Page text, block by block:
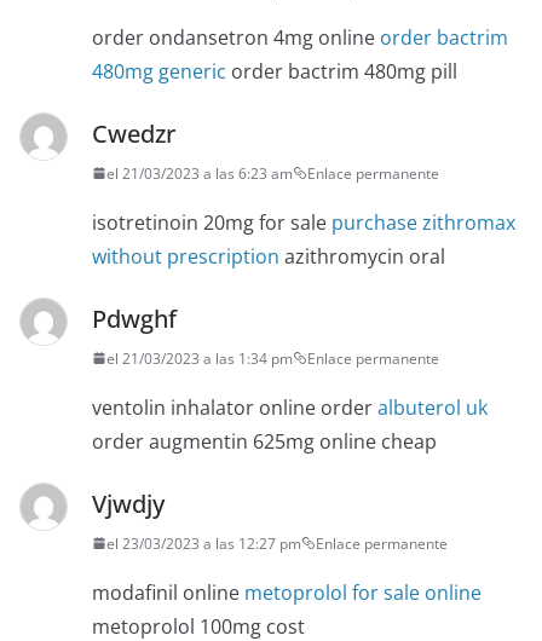
order ondansetron 4mg online order bactrim
480mg generic order bactrim 480mg pill
Cwedzr
el 21/03/2023 a las 6:23 am Enlace permanente
isotretinoin 20mg for sale purchase zithromax
without prescription azithromycin oral
Pdwghf
el 21/03/2023 a las 1:34 pm Enlace permanente
ventolin inhalator online orderalbuterol uk
order augmentin 625mg online cheap
Vjwdjy
el 23/03/2023 a las 12:27 pm Enlace permanente
modafinil online metoprolol for sale online
metoprolol 100mg cost